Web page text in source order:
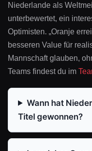
Niederlande als
unterbewertet, ein
Optimisten. „Oranje
besseren Value für
Mannschaft glauben,
Teams findest du im
Wann hat
Titel gewonnen?